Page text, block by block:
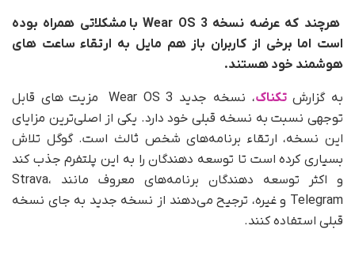
هرچند که عرضه نسخه Wear OS 3
با مشکلاتی همراه بوده
است اما برخی از کاربران باز هم مایل به ارتقاء ساعت های
هوشمند خود هستند.
به گزارش تکناک
، نسخه جدید Wear OS 3 مزیت های قابل
توجهی نسبت به نسخه قبلی خود دارد. یکی از اصلی‌ترین مزایای
این نسخه، ارتقاء برنامه‌های شخص ثالث است. گوگل تلاش
بسیاری کرده است تا توسعه دهندگان را به این پلتفرم جذب کند
و اکثر توسعه دهندگان برنامه‌های معروف مانند Strava،
Telegram و غیره، ترجیح می‌دهند از نسخه جدید به جای نسخه
قبلی استفاده کنند.